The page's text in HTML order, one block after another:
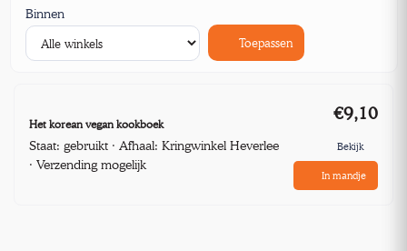
Binnen
Toepassen
Het korean vegan kookboek
Staat: gebruikt · Afhaal: Kringwinkel Heverlee
· Verzending mogelijk
€9,10
Bekijk
In mandje